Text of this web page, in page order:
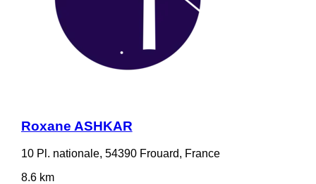
Roxane ASHKAR
10 Pl. nationale, 54390 Frouard, France
8.6 km